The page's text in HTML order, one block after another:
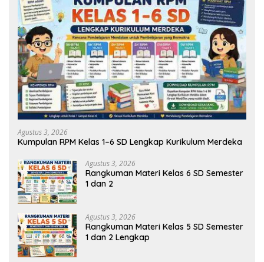
Agustus 3, 2026
Kumpulan RPM Kelas 1–6 SD Lengkap Kurikulum Merdeka
Agustus 3, 2026
Rangkuman Materi Kelas 6 SD Semester
1 dan 2
Agustus 3, 2026
Rangkuman Materi Kelas 5 SD Semester
1 dan 2 Lengkap